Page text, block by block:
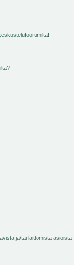
ja/tai laittomista asioista